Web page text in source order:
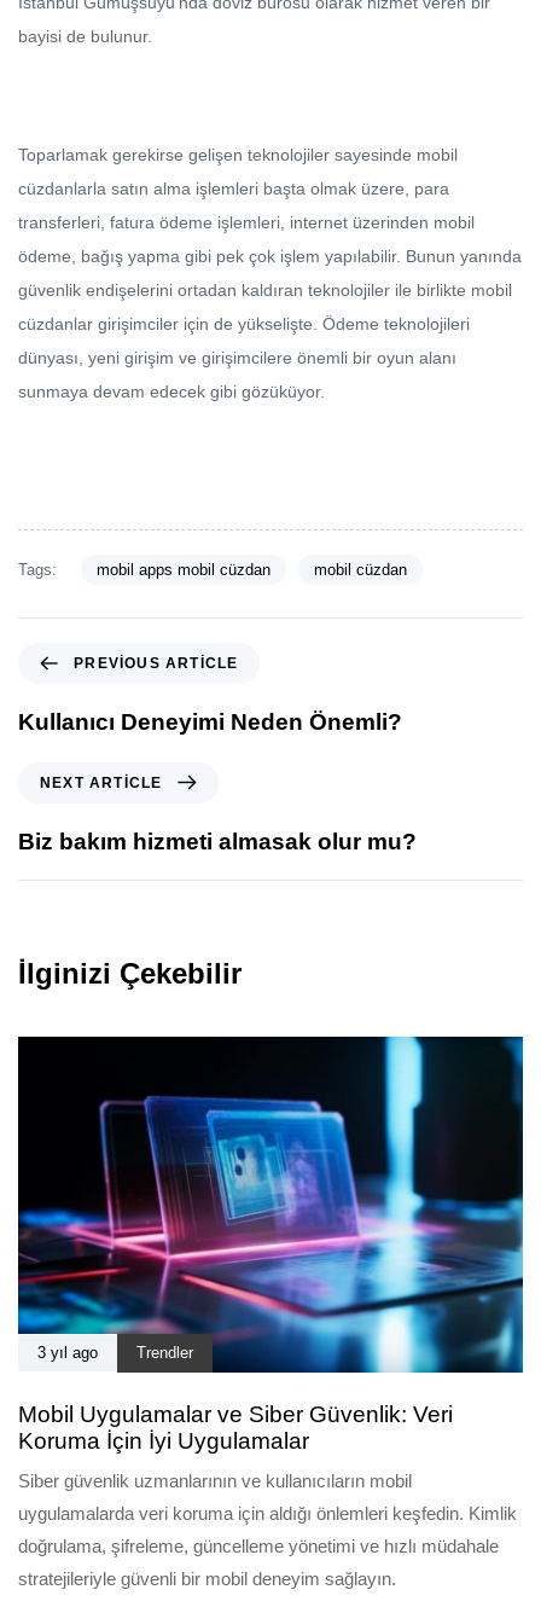
bayisi de bulunur.
Toparlamak gerekirse gelişen teknolojiler sayesinde mobil
cüzdanlarla satın alma işlemleri başta olmak üzere, para
transferleri, fatura ödeme işlemleri, internet üzerinden mobil
ödeme, bağış yapma gibi pek çok işlem yapılabilir. Bunun yanında
güvenlik endişelerini ortadan kaldıran teknolojiler ile birlikte mobil
cüzdanlar girişimciler için de yükselişte. Ödeme teknolojileri
dünyası, yeni girişim ve girişimcilere önemli bir oyun alanı
sunmaya devam edecek gibi gözüküyor.
Tags: mobil apps mobil cüzdan mobil cüzdan
PREVIOUS ARTICLE
Kullanıcı Deneyimi Neden Önemli?
NEXT ARTICLE
Biz bakım hizmeti almasak olur mu?
İlginizi Çekebilir
3 yıl ago Trendler
Mobil Uygulamalar ve Siber Güvenlik: Veri
Koruma İçin İyi Uygulamalar
Siber güvenlik uzmanlarının ve kullanıcıların mobil
uygulamalarda veri koruma için aldığı önlemleri keşfedin. Kimlik
doğrulama, şifreleme, güncelleme yönetimi ve hızlı müdahale
stratejileriyle güvenli bir mobil deneyim sağlayın.